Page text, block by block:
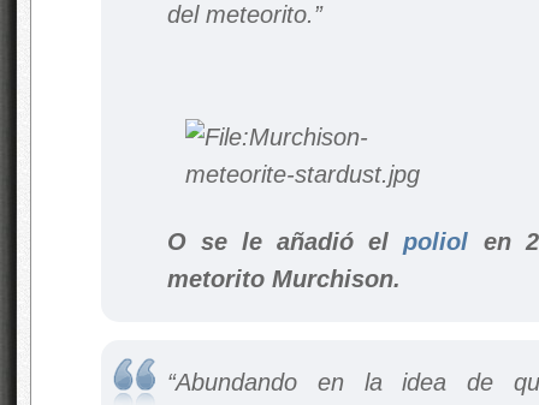
del meteorito.”
O se le añadió elpoliol en
metorito Murchison.
“Abundando en la idea de